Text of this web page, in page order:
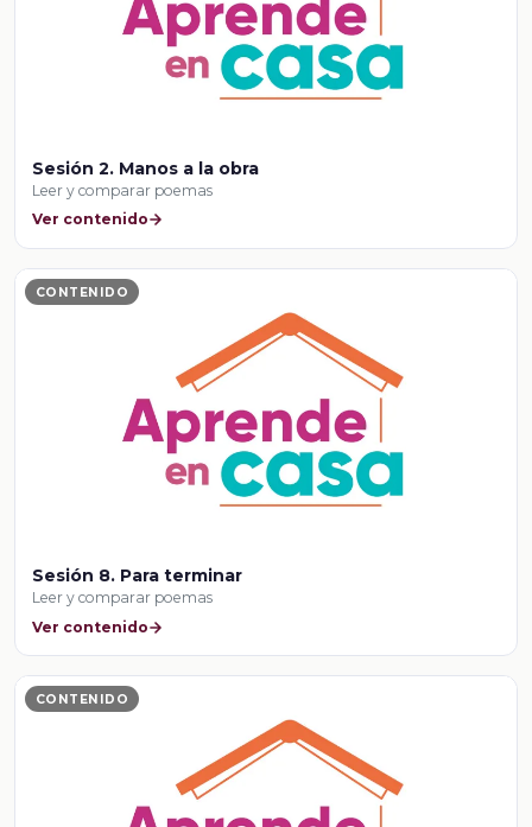
Sesión 2. Manos a la obra
Leer y comparar poemas
Ver contenido
CONTENIDO
Sesión 8. Para terminar
Leer y comparar poemas
Ver contenido
CONTENIDO